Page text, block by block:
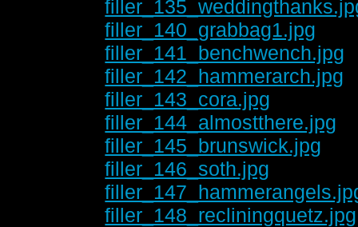
filler_140_grabbag1.jpg
filler_141_benchwench.jpg
filler_142_hammerarch.jpg
filler_143_cora.jpg
filler_144_almostthere.jpg
filler_145_brunswick.jpg
filler_146_soth.jpg
filler_148_recliningquetz.jpg